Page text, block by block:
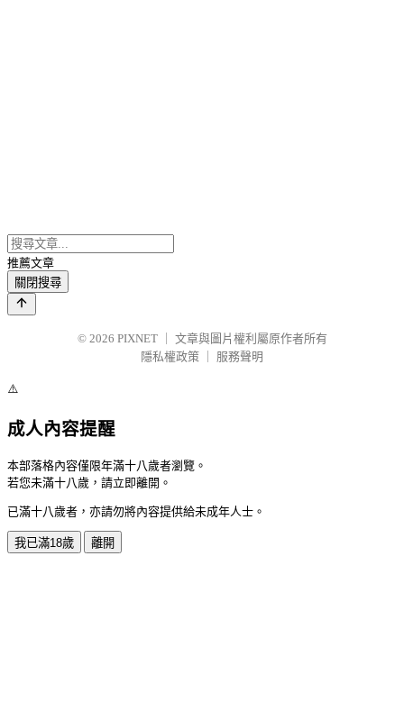
推薦文章
關閉搜尋
© 2026 PIXNET
文章與圖片權利屬原作者所有
隱私權政策
服務聲明
⚠️
成人內容提醒
本部落格內容僅限年滿十八歲者瀏覽。
若您未滿十八歲，請立即離開。
已滿十八歲者，亦請勿將內容提供給未成年人士。
我已滿18歲 離開